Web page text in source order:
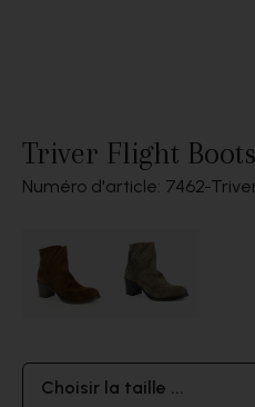
Triver Flight Boots
Numéro d'article: 7462
Choisir la taille ...